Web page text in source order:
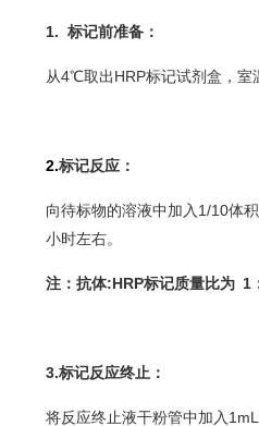
1. 标记前准备：
从4℃取出HRP标记试剂盒，室
2.标记反应：
向待标物的溶液中加入1/10体
小时左右。
注：抗体:HRP标记质量比为 1
3.标记反应终止：
将反应终止液干粉管中加入